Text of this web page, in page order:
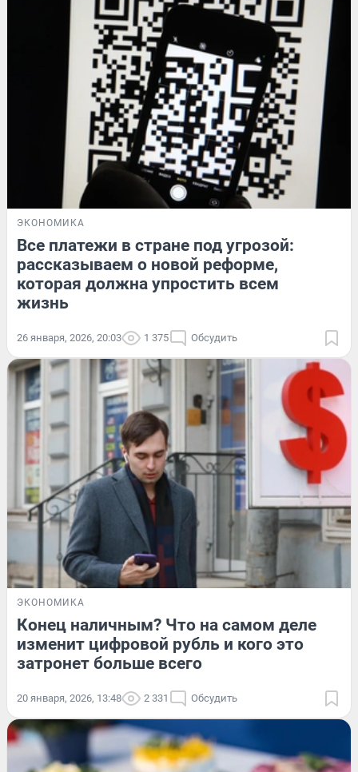
ЭКОНОМИКА
Все платежи в стране под угрозой:
рассказываем о новой реформе,
которая должна упростить всем
жизнь
26 января, 2026, 20:03 1 375 Обсудить
ЭКОНОМИКА
Конец наличным? Что на самом деле
изменит цифровой рубль и кого это
затронет больше всего
20 января, 2026, 13:48 2 331 Обсудить